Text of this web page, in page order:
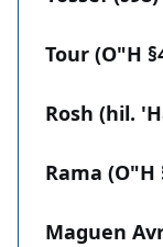
Tour (O"H
Rosh (hil.
Rama (O"H
Maguen